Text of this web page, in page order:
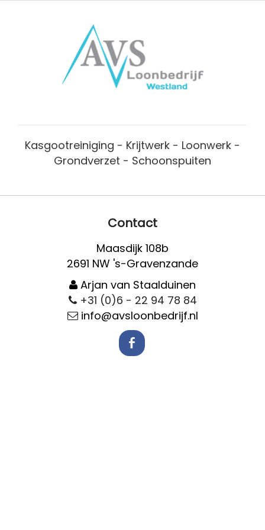
Kasgootreiniging - Krijtwerk - Loonwerk -
Grondverzet - Schoonspuiten
Contact
Maasdijk 108b
2691 NW 's-Gravenzande
Arjan van Staalduinen
+31 (0)6 - 22 94 78 84
info@avsloonbedrijf.nl
b